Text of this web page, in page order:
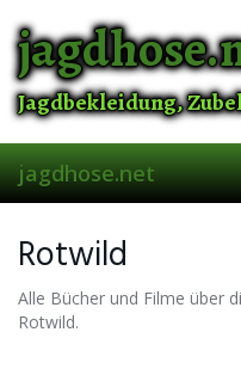
to
main
content
Jagdbekleidung,
jagdhose.net
Rotwild
Alle Bücher und Filme über
Rotwild.